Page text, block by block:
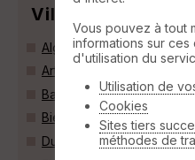
Villes
Algolsheim (68600)
Artzenheim (68320)
Baltzenheim (68320)
Biesheim (68600)
Durrenentzen (68320)
Vous pouvez à tout
informations sur
d'utilisation du
Utilisation de
Cookies
Sites tiers
méthodes de